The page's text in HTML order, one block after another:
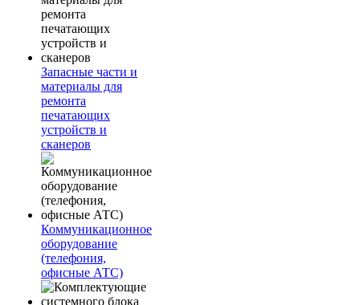
Запасные части и
материалы для
ремонта
печатающих
устройств и
сканеров
Коммуникационное
оборудование
(телефония,
офисные АТС)